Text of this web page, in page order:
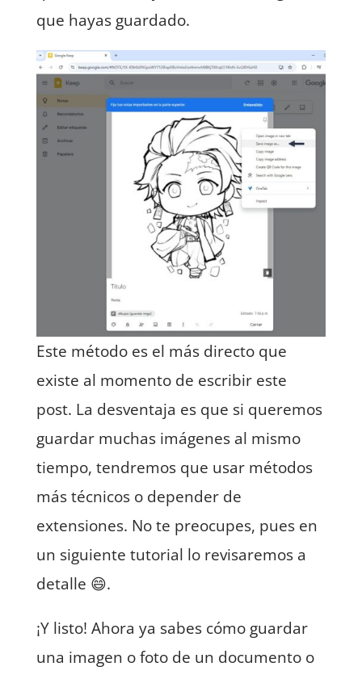
que hayas guardado.
Este método es el más directo que
existe al momento de escribir este
post. La desventaja es que si queremos
guardar muchas imágenes al mismo
tiempo, tendremos que usar métodos
más técnicos o depender de
extensiones. No te preocupes, pues en
un siguiente tutorial lo revisaremos a
detalle 😄.
¡Y listo! Ahora ya sabes cómo guardar
una imagen o foto de un documento o